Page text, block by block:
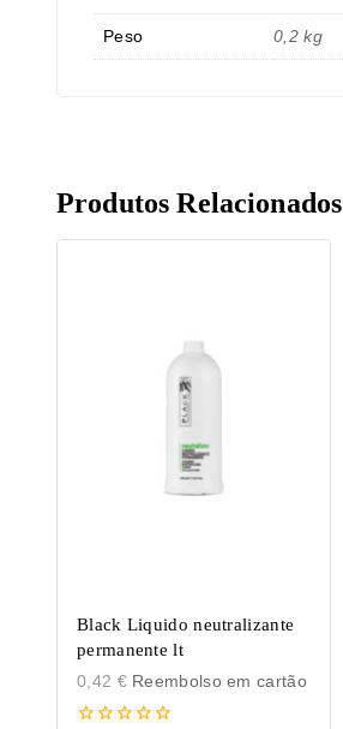
Peso 0,2 kg
Produtos Relacionados
Black Liquido neutralizante
permanente lt
0,42 €Reembolso em cartão